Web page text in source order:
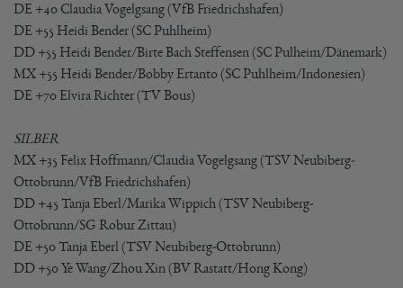
DE +40 Claudia Vogelgsang (VfB Friedrichshafen)
DE +55 Heidi Bender (SC Puhlheim)
DD +55 Heidi Bender/Birte Bach Steffensen (SC Pulheim/Dänemark)
MX +55 Heidi Bender/Bobby Ertanto (SC Puhlheim/Indonesien)
DE +70 Elvira Richter (TV Bous)
SILBER
MX +35 Felix Hoffmann/Claudia Vogelgsang (TSV Neubiberg-
Ottobrunn/VfB Friedrichshafen)
DD +45 Tanja Eberl/Marika Wippich (TSV Neubiberg-
Ottobrunn/SG Robur Zittau)
DE +50 Tanja Eberl (TSV Neubiberg-Ottobrunn)
DD +50 Ye Wang/Zhou Xin (BV Rastatt/Hong Kong)